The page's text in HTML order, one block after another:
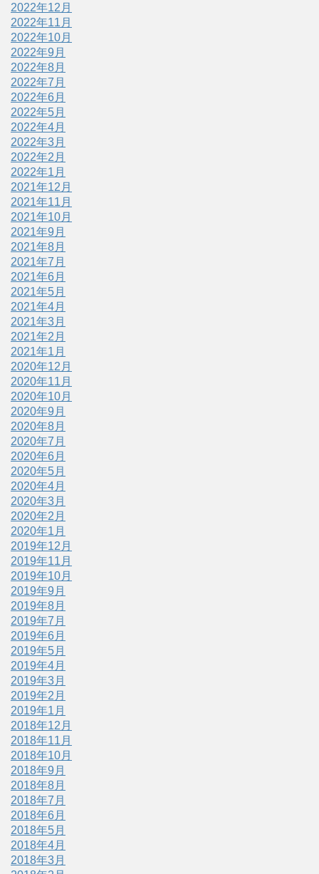
2022年12月
2022年11月
2022年10月
2022年9月
2022年8月
2022年7月
2022年6月
2022年5月
2022年4月
2022年3月
2022年2月
2022年1月
2021年12月
2021年11月
2021年10月
2021年9月
2021年8月
2021年7月
2021年6月
2021年5月
2021年4月
2021年3月
2021年2月
2021年1月
2020年12月
2020年11月
2020年10月
2020年9月
2020年8月
2020年7月
2020年6月
2020年5月
2020年4月
2020年3月
2020年2月
2020年1月
2019年12月
2019年11月
2019年10月
2019年9月
2019年8月
2019年7月
2019年6月
2019年5月
2019年4月
2019年3月
2019年2月
2019年1月
2018年12月
2018年11月
2018年10月
2018年9月
2018年8月
2018年7月
2018年6月
2018年5月
2018年4月
2018年3月